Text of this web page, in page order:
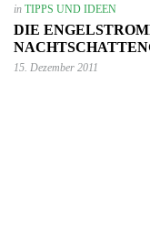
in TIPPS UND IDEEN
DIE
15. Dezember 2011